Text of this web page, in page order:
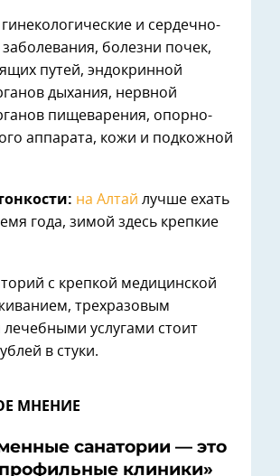
гинекологические и сердечно-
заболевания, болезни почек,
путей, эндокринной
дыхания, нервной
пищеварения, опорно-
аппарата, кожи и подкожной
на Алтай лучше ехать
года, зимой здесь крепкие
с крепкой медицинской
трехразовым
услугами стоит
в стуки.
МНЕНИЕ
санатории — это
клиники»